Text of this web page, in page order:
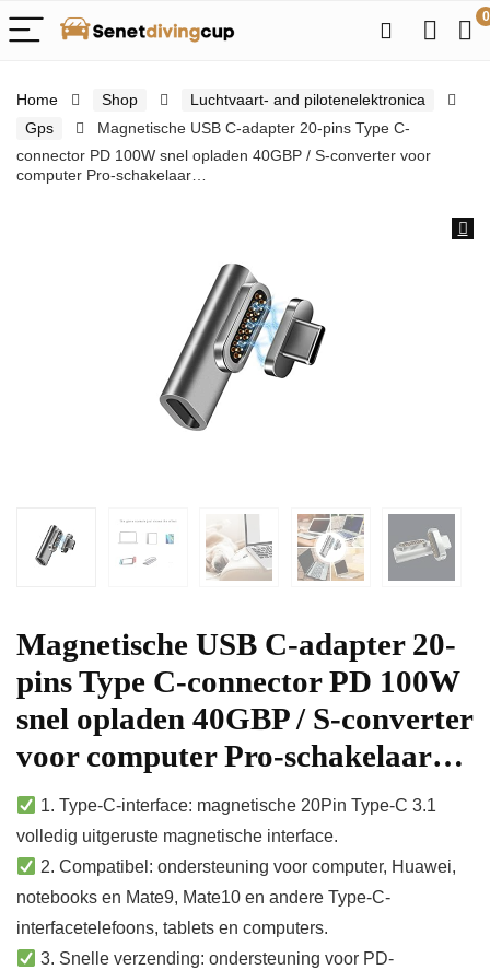
0
Home Shop
Luchtvaart- and pilotenelektronica
Gps
Magnetische USB C-adapter 20-pins Type C-
connector PD 100W snel opladen 40GBP / S-converter voor
computer Pro-schakelaar…
Magnetische USB C-adapter 20-
pins Type C-connector PD 100W
snel opladen 40GBP / S-converter
voor computer Pro-schakelaar…
1. Type-C-interface: magnetische 20Pin Type-C 3.1
volledig uitgeruste magnetische interface.
2. Compatibel: ondersteuning voor computer, Huawei,
notebooks en Mate9, Mate10 en andere Type-C-
interfacetelefoons, tablets en computers.
3. Snelle verzending: ondersteuning voor PD-